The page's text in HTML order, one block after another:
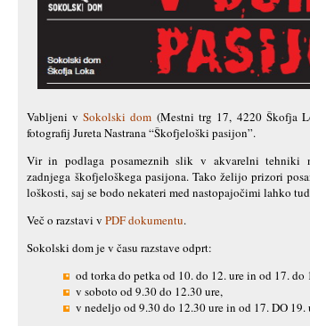
Vabljeni vSokolski dom (Mestni trg 17, 4220 Škofja
fotografij Jureta Nastrana “Škofjeloški pasijon”.
Vir in podlaga posameznih slik v akvarelni tehniki
zadnjega škofjeloškega pasijona. Tako želijo prizori
loškosti, saj se bodo nekateri med nastopajočimi lahko
Več o razstavi v PDF dokumentu.
Sokolski dom je v času razstave odprt:
od torka do petka od 10. do 12. ure in od 17. do
v soboto od 9.30 do 12.30 ure,
v nedeljo od 9.30 do 12.30 ure in od 17. DO 19.